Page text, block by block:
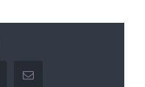
pinterestEmail